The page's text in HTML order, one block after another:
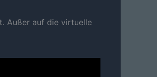
Außer auf die virtuelle